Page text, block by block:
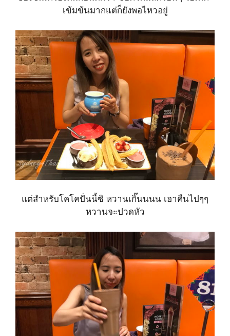
เข้มข้นมากแต่ก็ยังพอไหวอยู่
แต่สำหรับโคโคปั่นนี้ซิ หวานเกิ๊นนนน เอาคืนไปๆๆ
หวานจะปวดหัว